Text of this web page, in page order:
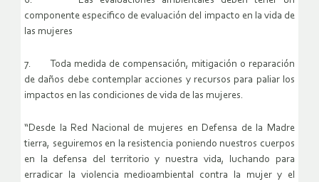
componente especifico de evaluación del impacto en la vida de
las mujeres
7. Toda medida de compensación, mitigación o reparación
de daños debe contemplar acciones y recursos para paliar los
impactos en las condiciones de vida de las mujeres.
“Desde la Red Nacional de mujeres en Defensa de la Madre
tierra, seguiremos en la resistencia poniendo nuestros cuerpos
en la defensa del territorio y nuestra vida, luchando para
erradicar la violencia medioambiental contra la mujer y el